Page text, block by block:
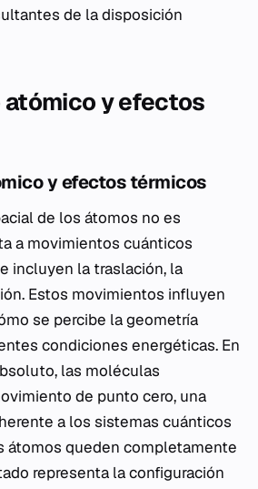
de la disposición
y efectos
y efectos térmicos
de los átomos no es
a movimientos cuánticos
incluyen la traslación, la
Estos movimientos influyen
se percibe la geometría
condiciones energéticas. En
las moléculas
de punto cero, una
a los sistemas cuánticos
átomos queden completamente
representa la configuración